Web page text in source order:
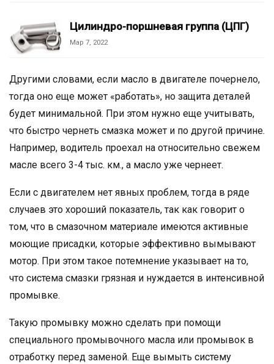
Цилиндро-поршневая группа (ЦПГ)
Мар 7, 2022
Другими словами, если масло в двигателе почернело,
тогда оно еще может «работать», но защита деталей
будет минимальной. При этом нужно еще учитывать,
что быстро чернеть смазка может и по другой причине.
Например, водитель проехал на относительно свежем
масле всего 3-4 тыс. км., а масло уже чернеет.
Если с двигателем нет явных проблем, тогда в ряде
случаев это хороший показатель, так как говорит о
том, что в смазочном материале имеются активные
моющие присадки, которые эффективно вымывают
мотор. При этом такое потемнение указывает на то,
что система смазки грязная и нуждается в интенсивной
промывке.
Такую промывку можно сделать при помощи
специального промывочного масла или промывок в
отработку перед заменой. Еще вымыть систему